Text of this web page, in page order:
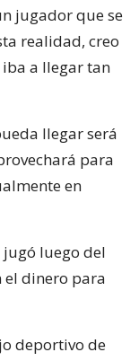
jugador que se
realidad, creo
a llegar tan
llegar será
para
en
luego del
el dinero para
deportivo de